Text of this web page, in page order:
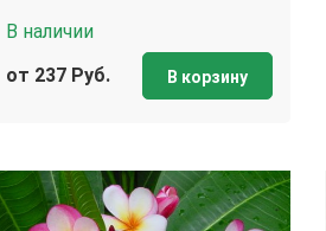
В наличии
от 237 Руб.
В корзину